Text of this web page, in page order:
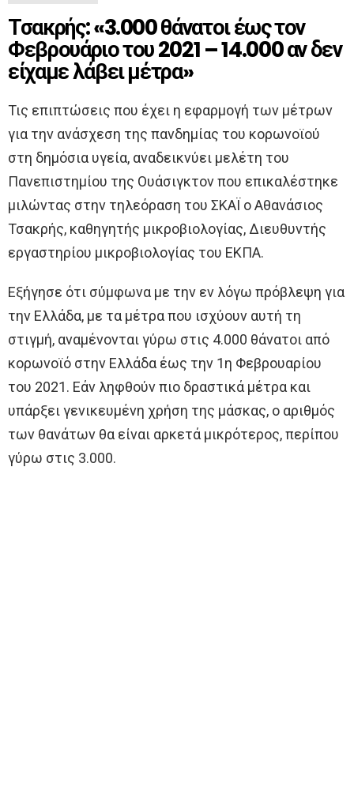
Τσακρής: «3.000 θάνατοι έως τον
Φεβρουάριο του 2021 – 14.000 αν δεν
είχαμε λάβει μέτρα»
Τις επιπτώσεις που έχει η εφαρμογή των μέτρων
για την ανάσχεση της πανδημίας του κορωνοϊού
στη δημόσια υγεία, αναδεικνύει μελέτη του
Πανεπιστημίου της Ουάσιγκτον που επικαλέστηκε
μιλώντας στην τηλεόραση του ΣΚΑΪ ο Αθανάσιος
Τσακρής, καθηγητής μικροβιολογίας, Διευθυντής
εργαστηρίου μικροβιολογίας του ΕΚΠΑ.
Εξήγησε ότι σύμφωνα με την εν λόγω πρόβλεψη για
την Ελλάδα, με τα μέτρα που ισχύουν αυτή τη
στιγμή, αναμένονται γύρω στις 4.000 θάνατοι από
κορωνοϊό στην Ελλάδα έως την 1η Φεβρουαρίου
του 2021. Εάν ληφθούν πιο δραστικά μέτρα και
υπάρξει γενικευμένη χρήση της μάσκας, ο αριθμός
των θανάτων θα είναι αρκετά μικρότερος, περίπου
γύρω στις 3.000.